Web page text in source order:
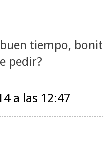
tiempo,
pedir?
a las 12:47